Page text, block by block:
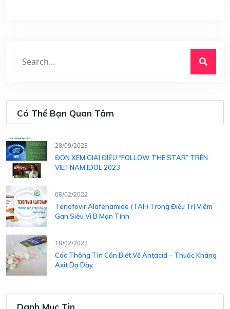
Có Thể Bạn Quan Tâm
28/09/2023
ĐÓN XEM GIAI ĐIỆU “FOLLOW THE STAR” TRÊN
VIETNAM IDOL 2023
08/02/2022
Tenofovir Alafenamide (TAF) Trong Điều Trị Viêm
Gan Siêu Vi B Mạn Tính
18/02/2022
Các Thông Tin Cần Biết Về Antacid – Thuốc Kháng
Axit Dạ Dày
Danh Mục Tin